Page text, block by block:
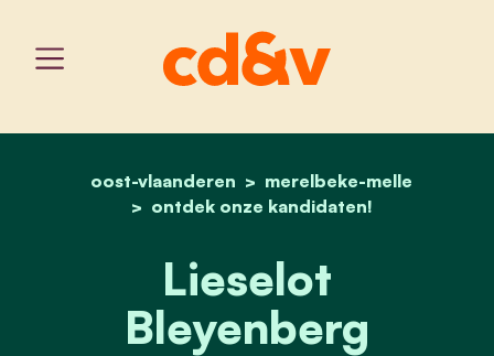
home
oost-vlaanderen
merelbeke-melle
ontdek onze kandidaten!
lieselot bleyenberg
Lieselot
Bleyenberg